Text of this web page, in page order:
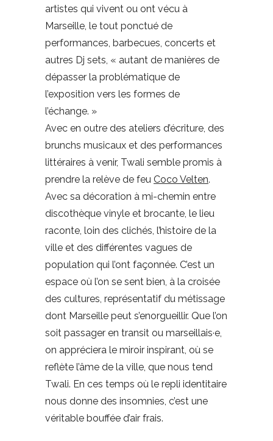
artistes qui vivent ou ont vécu à
Marseille, le tout ponctué de
performances, barbecues, concerts et
autres Dj sets, « autant de manières de
dépasser la problématique de
l’exposition vers les formes de
l’échange. »
Avec en outre des ateliers d’écriture, des
brunchs musicaux et des performances
littéraires à venir, Twali semble promis à
prendre la relève de feu Coco Velten.
Avec sa décoration à mi-chemin entre
discothèque vinyle et brocante, le lieu
raconte, loin des clichés, l’histoire de la
ville et des différentes vagues de
population qui l’ont façonnée. C’est un
espace où l’on se sent bien, à la croisée
des cultures, représentatif du métissage
dont Marseille peut s’enorgueillir. Que l’on
soit passager en transit ou marseillais·e,
on appréciera le miroir inspirant, où se
reflète l’âme de la ville, que nous tend
Twali. En ces temps où le repli identitaire
nous donne des insomnies, c’est une
véritable bouffée d’air frais.